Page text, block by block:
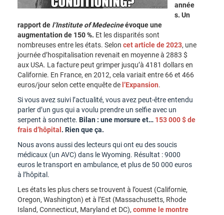
année
s. Un
rapport de l’Institute of Medecineévoque une
augmentation de 150 %. Et les disparités sont
nombreuses entre les états. Selon cet article de 2023, une
journée d’hospitalisation revenait en moyenne à 2883 $
aux USA. La facture peut grimper jusqu’à 4181 dollars en
Californie. En France, en 2012, cela variait entre 66 et 466
euros/jour selon cette enquête de l’Expansion.
Si vous avez suivi l’actualité, vous avez peut-être entendu
parler d’un gus qui a voulu prendre un selfie avec un
serpent à sonnette. Bilan : une morsure et… 153 000 $ de
frais d’hôpital . Rien que ça.
Nous avons aussi des lecteurs qui ont eu des soucis
médicaux (un AVC) dans le Wyoming. Résultat : 9000
euros le transport en ambulance, et plus de 50 000 euros
à l’hôpital.
Les états les plus chers se trouvent à l’ouest (Californie,
Oregon, Washington) et à l’Est (Massachusetts, Rhode
Island, Connecticut, Maryland et DC), comme le montre